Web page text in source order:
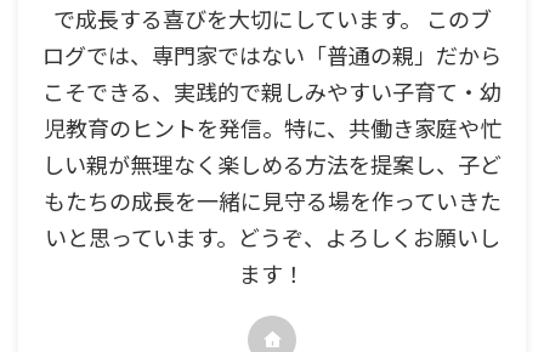
で成長する喜びを大切にしています。 このブ
ログでは、専門家ではない「普通の親」だから
こそできる、実践的で親しみやすい子育て・幼
児教育のヒントを発信。特に、共働き家庭や忙
しい親が無理なく楽しめる方法を提案し、子ど
もたちの成長を一緒に見守る場を作っていきた
いと思っています。どうぞ、よろしくお願いし
ます！